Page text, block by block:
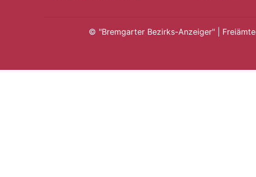
© "Bremgarter Bezirks-Anzeiger" |